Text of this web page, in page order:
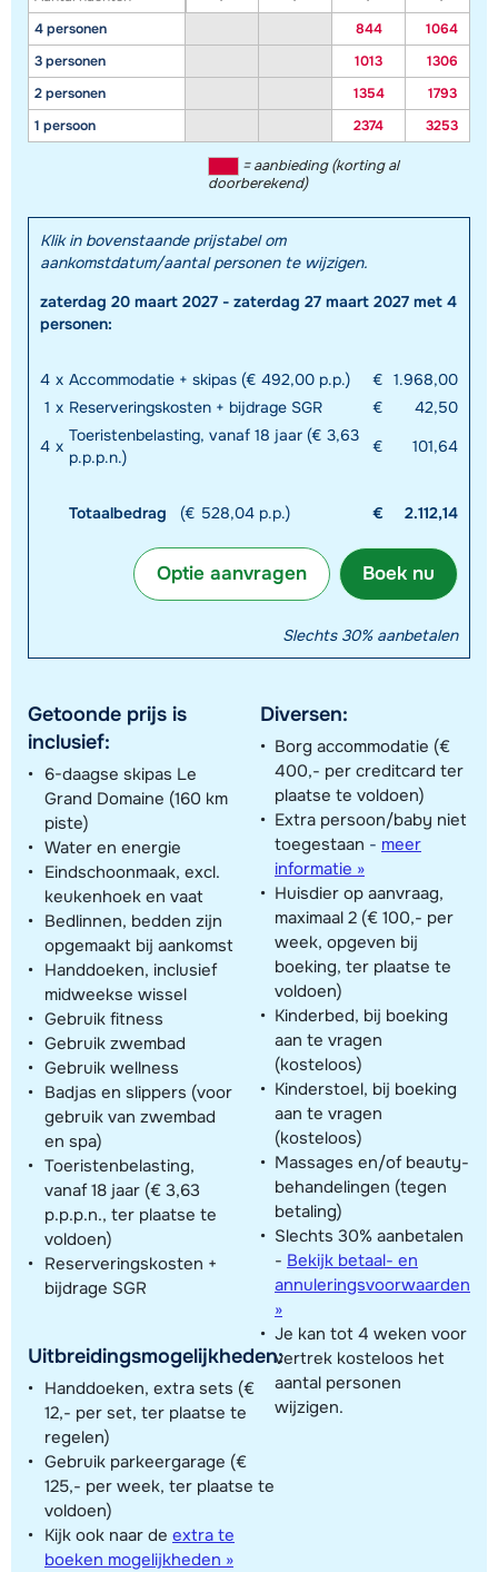
4 personen
3 personen
2 personen
1 persoon
844
1064
1013
1306
1354
1793
2374
3253
= aanbieding (korting al
doorberekend)
Klik in bovenstaande prijstabel om
aankomstdatum/aantal personen te wijzigen.
zaterdag 20 maart 2027 - zaterdag 27 maart 2027 met 4
personen:
4 x Accommodatie + skipas (€ 492,00 p.p.) € 1.968,00
1 x Reserveringskosten + bijdrage SGR €
42,50
4 x
Toeristenbelasting, vanaf 18 jaar (€ 3,63
p.p.p.n.)
€ 101,64
Totaalbedrag (€ 528,04 p.p.) € 2.112,14
Boek nu
Optie aanvragen
Slechts 30% aanbetalen
Getoonde prijs is
inclusief:
6-daagse skipas Le
Grand Domaine (160 km
piste)
Water en energie
Eindschoonmaak, excl.
keukenhoek en vaat
Bedlinnen, bedden zijn
opgemaakt bij aankomst
Handdoeken, inclusief
midweekse wissel
Gebruik fitness
Gebruik zwembad
Gebruik wellness
Badjas en slippers (voor
gebruik van zwembad
en spa)
Toeristenbelasting,
vanaf 18 jaar (€ 3,63
p.p.p.n., ter plaatse te
voldoen)
Reserveringskosten +
bijdrage SGR
Uitbreidingsmogelijkheden:
Handdoeken, extra sets (€
12,- per set, ter plaatse te
regelen)
Gebruik parkeergarage (€
125,- per week, ter plaatse te
voldoen)
Kijk ook naar de extra te
boeken mogelijkheden »
Diversen:
Borg accommodatie (€
400,- per creditcard ter
plaatse te voldoen)
Extra persoon/baby niet
toegestaan - meer
informatie »
Huisdier op aanvraag,
maximaal 2 (€ 100,- per
week, opgeven bij
boeking, ter plaatse te
voldoen)
Kinderbed, bij boeking
aan te vragen
(kosteloos)
Kinderstoel, bij boeking
aan te vragen
(kosteloos)
Massages en/of beauty-
behandelingen (tegen
betaling)
Slechts 30% aanbetalen
- Bekijk betaal- en
annuleringsvoorwaarden
»
Je kan tot 4 weken voor
vertrek kosteloos het
aantal personen
wijzigen.